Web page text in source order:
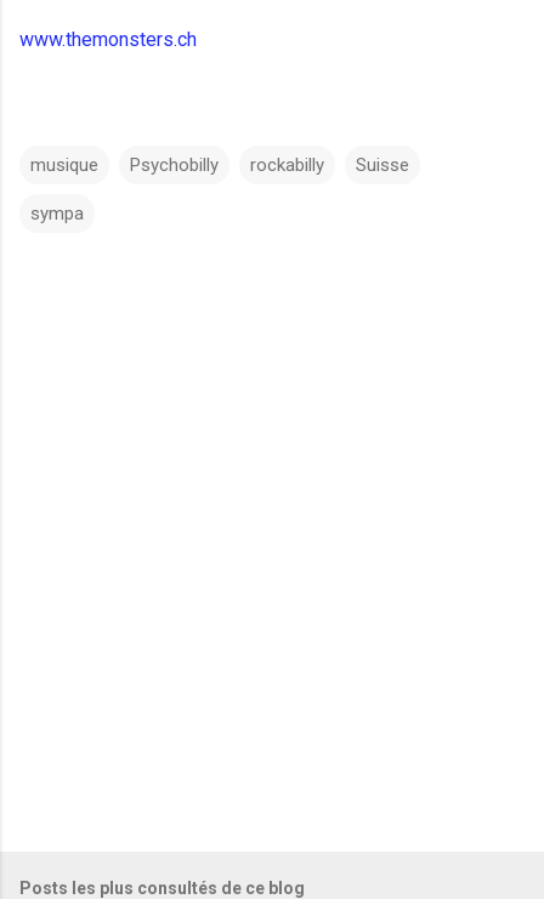
www.themonsters.ch
musique Psychobilly rockabilly Suisse
sympa
Posts les plus consultés de ce blog